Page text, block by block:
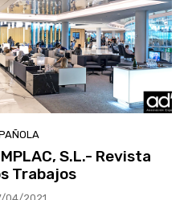
S.L.- Revista
Trabajos